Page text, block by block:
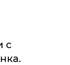
с